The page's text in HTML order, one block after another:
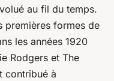
au fil du temps.
premières formes de
les années 1920
Rodgers et The
contribué à